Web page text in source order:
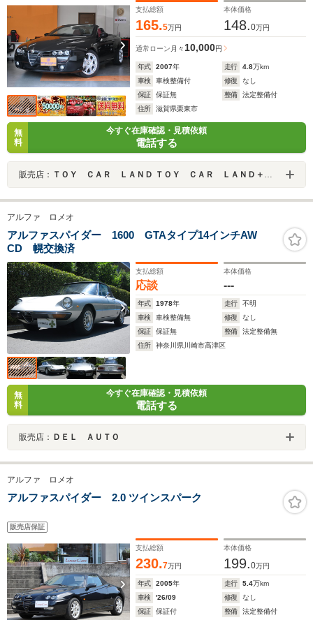
ビTV ETC Bカメラ 純正18AW レッドレザー電動シート&
ヒーター キセノン クルコン ガラスコーティング禁煙車
検査2年受渡し
支払総額
165.5万円
本体価格
148.0万円
通常ローン 月々 10,000円
年式 2007年 走行 4.8万km
車検
車検整備付 修復
なし
保証
保証無 整備
法定整備付
住所
滋賀県栗東市
無
料
今すぐ在庫確認・見積依頼
電話する
販売店： ＴＯＹ ＣＡＲ ＬＡＮＤ ＴＯＹ ＣＡＲ ＬＡＮＤ＋ 栗東店
アルファ ロメオ
アルファスパイダー 1600 GTAタイプ14インチAW
CD 幌交換済
支払総額
応談
本体価格
---
年式 1978年 走行
不明
車検
車検整備無 修復
なし
保証
保証無 整備
法定整備無
住所
神奈川県川崎市高津区
無
料
今すぐ在庫確認・見積依頼
電話する
販売店： ＤＥＬ ＡＵＴＯ
アルファ ロメオ
アルファスパイダー 2.0 ツインスパーク
販売店保証
支払総額
230.7万円
本体価格
199.0万円
年式 2005年 走行 5.4万km
車検
'26/09 修復
なし
保証
保証付 整備
法定整備付